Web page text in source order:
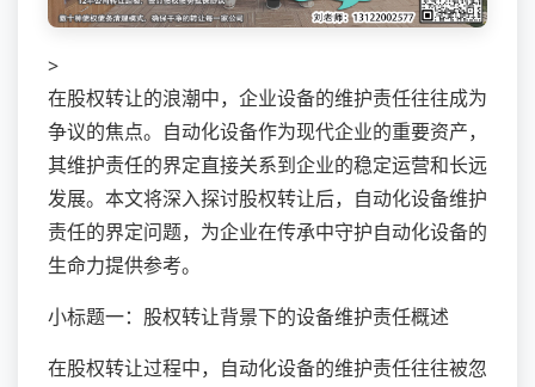
>
在股权转让的浪潮中，企业设备的维护责任往往成为
争议的焦点。自动化设备作为现代企业的重要资产，
其维护责任的界定直接关系到企业的稳定运营和长远
发展。本文将深入探讨股权转让后，自动化设备维护
责任的界定问题，为企业在传承中守护自动化设备的
生命力提供参考。
小标题一：股权转让背景下的设备维护责任概述
在股权转让过程中，自动化设备的维护责任往往被忽